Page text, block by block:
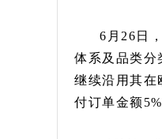
6月26日
体系及品类分
继续沿用其在
付订单金额